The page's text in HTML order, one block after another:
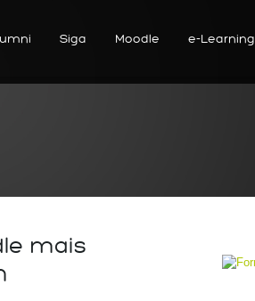
Siga Moodle e-Learning
mais